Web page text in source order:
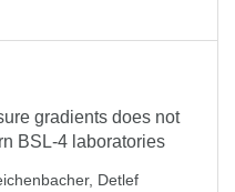
gradients does not
BSL-4 laboratories
Detlef